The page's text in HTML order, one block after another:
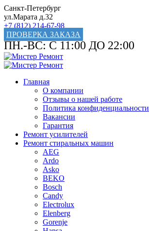
Санкт-Петербург
ул.Марата д.32
+7 (812) 214-67-98
ПРОВЕРКА ЗАКАЗА
ПН.-ВС: С 11:00 ДО 22:00
Главная
О компании
Отзывы о нашей работе
Политика конфиденциальности
Вакансии
Гарантия
Ремонт усилителей
Ремонт стиральных машин
AEG
Ardo
Asko
BEKO
Bosch
Candy
Electrolux
Elenberg
Gorenje